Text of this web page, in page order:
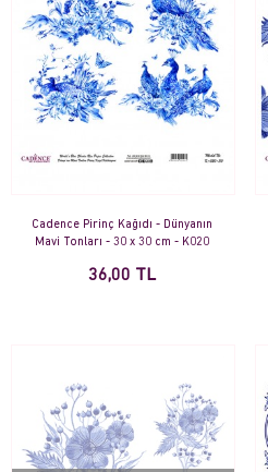
Cadence Pirinç Kağıdı - Dünyanın
Mavi Tonları - 30 x 30 cm - K020
36,00 TL